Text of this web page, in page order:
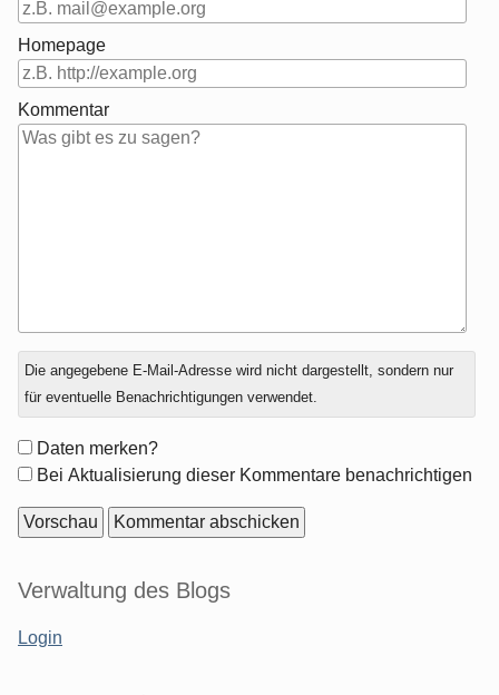
Homepage
Kommentar
Antwort
zu
Die angegebene E-Mail-Adresse wird nicht dargestellt, sondern nur
für eventuelle Benachrichtigungen verwendet.
Formular-
Optionen
Daten merken?
Bei Aktualisierung dieser Kommentare benachrichtigen
Seitenleiste
Verwaltung des Blogs
Login